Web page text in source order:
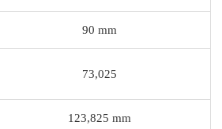
90 mm
73,025
123,825 mm